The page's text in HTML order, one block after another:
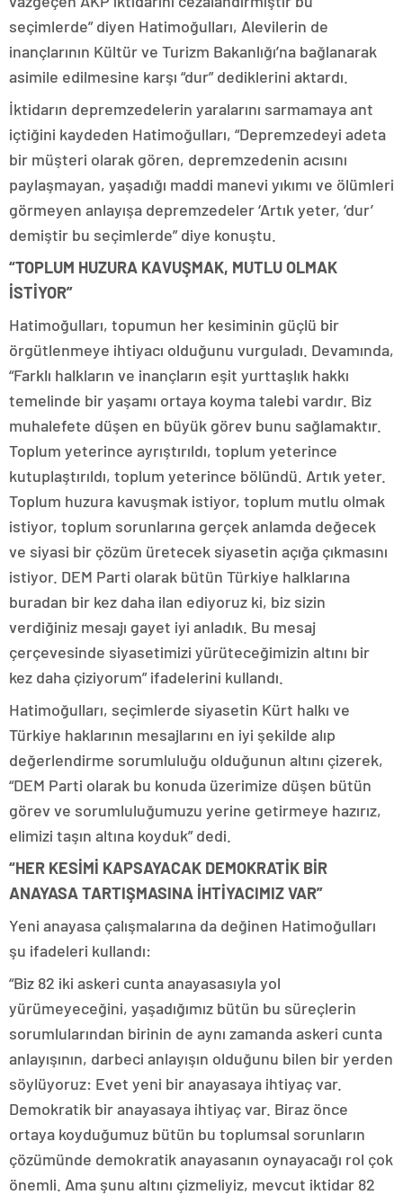
seçimlerde” diyen Hatimoğulları, Alevilerin de
inançlarının Kültür ve Turizm Bakanlığı’na bağlanarak
asimile edilmesine karşı “dur” dediklerini aktardı.
İktidarın depremzedelerin yaralarını sarmamaya ant
içtiğini kaydeden Hatimoğulları, “Depremzedeyi adeta
bir müşteri olarak gören, depremzedenin acısını
paylaşmayan, yaşadığı maddi manevi yıkımı ve ölümleri
görmeyen anlayışa depremzedeler ‘Artık yeter, ‘dur’
demiştir bu seçimlerde” diye konuştu.
“TOPLUM HUZURA KAVUŞMAK, MUTLU OLMAK
İSTİYOR”
Hatimoğulları, topumun her kesiminin güçlü bir
örgütlenmeye ihtiyacı olduğunu vurguladı. Devamında,
“Farklı halkların ve inançların eşit yurttaşlık hakkı
temelinde bir yaşamı ortaya koyma talebi vardır. Biz
muhalefete düşen en büyük görev bunu sağlamaktır.
Toplum yeterince ayrıştırıldı, toplum yeterince
kutuplaştırıldı, toplum yeterince bölündü. Artık yeter.
Toplum huzura kavuşmak istiyor, toplum mutlu olmak
istiyor, toplum sorunlarına gerçek anlamda değecek
ve siyasi bir çözüm üretecek siyasetin açığa çıkmasını
istiyor. DEM Parti olarak bütün Türkiye halklarına
buradan bir kez daha ilan ediyoruz ki, biz sizin
verdiğiniz mesajı gayet iyi anladık. Bu mesaj
çerçevesinde siyasetimizi yürüteceğimizin altını bir
kez daha çiziyorum” ifadelerini kullandı.
Hatimoğulları, seçimlerde siyasetin Kürt halkı ve
Türkiye haklarının mesajlarını en iyi şekilde alıp
değerlendirme sorumluluğu olduğunun altını çizerek,
“DEM Parti olarak bu konuda üzerimize düşen bütün
görev ve sorumluluğumuzu yerine getirmeye hazırız,
elimizi taşın altına koyduk” dedi.
“HER KESİMİ KAPSAYACAK DEMOKRATİK BİR
ANAYASA TARTIŞMASINA İHTİYACIMIZ VAR”
Yeni anayasa çalışmalarına da değinen Hatimoğulları
şu ifadeleri kullandı:
“Biz 82 iki askeri cunta anayasasıyla yol
yürümeyeceğini, yaşadığımız bütün bu süreçlerin
sorumlularından birinin de aynı zamanda askeri cunta
anlayışının, darbeci anlayışın olduğunu bilen bir yerden
söylüyoruz: Evet yeni bir anayasaya ihtiyaç var.
Demokratik bir anayasaya ihtiyaç var. Biraz önce
ortaya koyduğumuz bütün bu toplumsal sorunların
çözümünde demokratik anayasanın oynayacağı rol çok
önemli. Ama şunu altını çizmeliyiz, mevcut iktidar 82